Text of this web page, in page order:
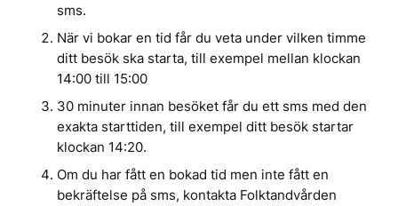
sms.
När vi bokar en tid får du veta under vilken timme
ditt besök ska starta, till exempel mellan klockan
14:00 till 15:00
30 minuter innan besöket får du ett sms med den
exakta starttiden, till exempel ditt besök startar
klockan 14:20.
Om du har fått en bokad tid men inte fått en
bekräftelse på sms, kontakta Folktandvården